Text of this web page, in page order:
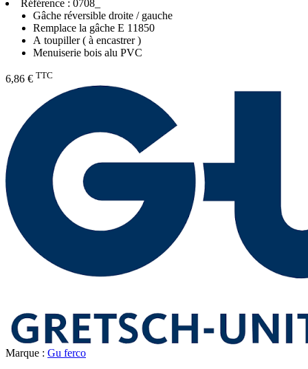
Référence : 0708_
Gâche réversible droite / gauche
Remplace la gâche E 11850
A toupiller ( à encastrer )
Menuiserie bois alu PVC
6,86 € TTC
Marque : Gu ferco